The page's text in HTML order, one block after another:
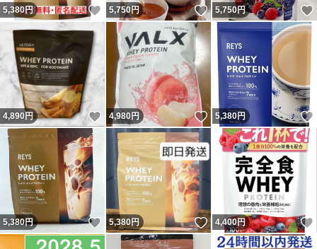
5,380円 いいね！
5,750円 いいね！
5,750円
4,890 円 いいね！
4,980円 いいね！
5,380円
5,380円 いいね！
5,380円 いいね！
4,400円